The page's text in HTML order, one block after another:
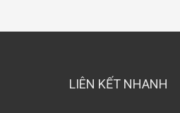
LIÊN KẾT NHANH